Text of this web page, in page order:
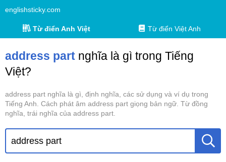
englishsticky.com
Từ điển Anh Việt Từ điển Việt Anh
address part nghĩa là gì trong Tiếng
Việt?
address part nghĩa là gì, định nghĩa, các sử dụng và ví dụ trong
Tiếng Anh. Cách phát âm address part giọng bản ngữ. Từ đồng
nghĩa, trái nghĩa của address part.